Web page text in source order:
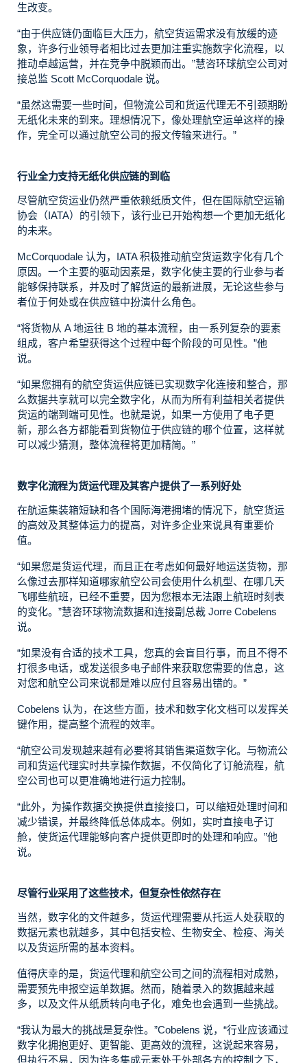
生改变。
“由于供应链仍面临巨大压力，航空货运需求没有放缓的迹
象，许多行业领导者相比过去更加注重实施数字化流程，以
推动卓越运营，并在竞争中脱颖而出。”慧咨环球航空公司对
接总监 Scott McCorquodale 说。
“虽然这需要一些时间，但物流公司和货运代理无不引颈期盼
无纸化未来的到来。理想情况下，像处理航空运单这样的操
作，完全可以通过航空公司的报文传输来进行。”
行业全力支持无纸化供应链的到临
尽管航空货运业仍然严重依赖纸质文件，但在国际航空运输
协会（IATA）的引领下，该行业已开始构想一个更加无纸化
的未来。
McCorquodale 认为，IATA积极推动航空货运数字化有几个
原因。 一个主要的驱动因素是，数字化使主要的行业参与者
能够保持联系，并及时了解货运的最新进展，无论这些参与
者位于何处或在供应链中扮演什么角色。
“将货物从 A 地运往 B 地的基本流程，由一系列复杂的要素
组成，客户希望获得这个过程中每个阶段的可见性。”他
说。
“如果您拥有的航空货运供应链已实现数字化连接和整合，那
么数据共享就可以完全数字化，从而为所有利益相关者提供
货运的端到端可见性。也就是说，如果一方使用了电子更
新，那么各方都能看到货物位于供应链的哪个位置，这样就
可以减少猜测，整体流程将更加精简。”
数字化流程为货运代理及其客户提供了一系列好处
在航运集装箱短缺和各个国际海港拥堵的情况下，航空货运
的高效及其整体运力的提高，对许多企业来说具有重要价
值。
“如果您是货运代理，而且正在考虑如何最好地运送货物，那
么像过去那样知道哪家航空公司会使用什么机型、在哪几天
飞哪些航班，已经不重要，因为您根本无法跟上航班时刻表
的变化。”慧咨环球物流数据和连接副总裁 Jorre Cobelens
说。
“如果没有合适的技术工具，您真的会盲目行事，而且不得不
打很多电话，或发送很多电子邮件来获取您需要的信息，这
对您和航空公司来说都是难以应付且容易出错的。”
Cobelens 认为，在这些方面，技术和数字化文档可以发挥关
键作用，提高整个流程的效率。
“航空公司发现越来越有必要将其销售渠道数字化。与物流公
司和货运代理实时共享操作数据，不仅简化了订舱流程，航
空公司也可以更准确地进行运力控制。
“此外，为操作数据交换提供直接接口，可以缩短处理时间和
减少错误，并最终降低总体成本。例如，实时直接电子订
舱，使货运代理能够向客户提供更即时的处理和响应。”他
说。
尽管行业采用了这些技术，但复杂性依然存在
当然，数字化的文件越多，货运代理需要从托运人处获取的
数据元素也就越多，其中包括安检、生物安全、检疫、海关
以及货运所需的基本资料。
值得庆幸的是，货运代理和航空公司之间的流程相对成熟，
需要预先申报空运单数据。然而，随着录入的数据越来越
多，以及文件从纸质转向电子化，难免也会遇到一些挑战。
“我认为最大的挑战是复杂性。”Cobelens 说，“行业应该通过
数字化拥抱更好、更智能、更高效的流程，这说起来容易，
但执行不易，因为许多集成元素处于外部各方的控制之下，